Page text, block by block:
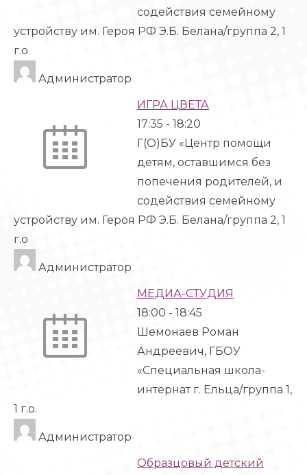
содействия семейному
устройству им. Героя РФ Э.Б. Белана/группа 2, 1
г.о
Администратор
ИГРА ЦВЕТА
17:35 - 18:20
Г(О)БУ «Центр помощи
детям, оставшимся без
попечения родителей, и
содействия семейному
устройству им. Героя РФ Э.Б. Белана/группа 2, 1
г.о
Администратор
МЕДИА-СТУДИЯ
18:00 - 18:45
Шемонаев Роман
Андреевич, ГБОУ
«Специальная школа-
интернат г. Ельца/группа 1,
1 г.о.
Администратор
Образцовый детский